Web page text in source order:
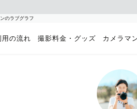
のラブグラフ
用の流れ 撮影料金・グッズ カメラマ